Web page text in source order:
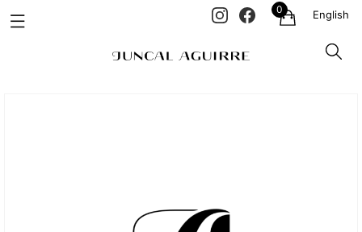
0 English